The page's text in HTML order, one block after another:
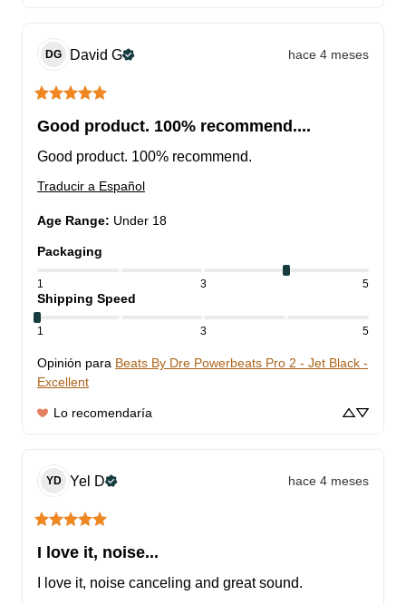
DG David G hace 4 meses
Good product. 100% recommend....
Good product. 100% recommend.
Traducir a Español
Age Range: Under 18
Packaging
1 3 5
Shipping Speed
1 3 5
Opinión para Beats By Dre Powerbeats Pro 2 - Jet Black -
Excellent
Lo recomendaría
YD Yel D hace 4 meses
I love it, noise...
I love it, noise canceling and great sound.